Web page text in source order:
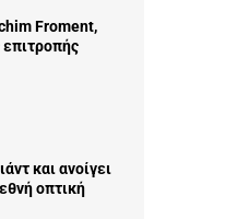
Froment,
επιτροπής
και ανοίγει
οπτική